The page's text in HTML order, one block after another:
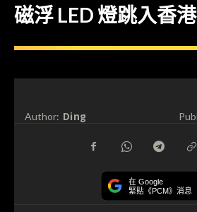
磁浮 LED 燈跳入香港
Author: Ding
在 Google
緊貼《PCM》消息